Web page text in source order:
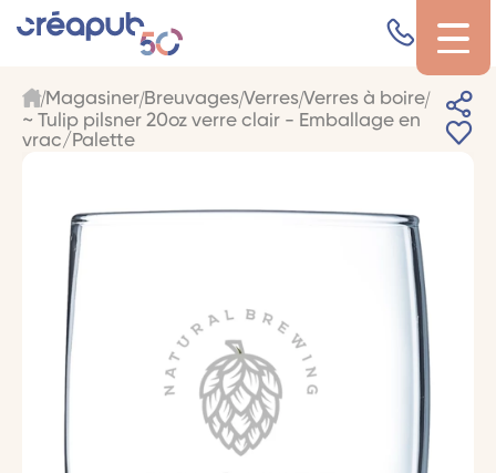
Magasiner Breuvages Verres Verres à boire
~ Tulip pilsner 20oz verre clair - Emballage en
vrac/Palette